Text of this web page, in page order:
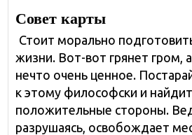
Совет карты
Стоит морально
жизни. Вот-вот грянет гром,
нечто очень ценное.
к этому философски и
положительные стороны.
разрушаясь, освобождает